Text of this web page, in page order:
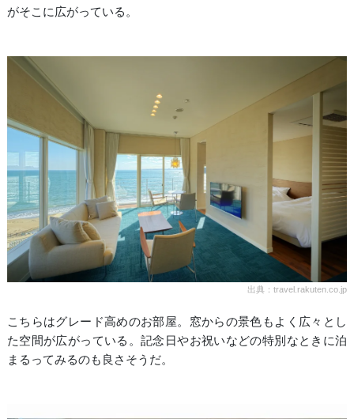
がそこに広がっている。
出典：travel.rakuten.co.jp
こちらはグレード高めのお部屋。窓からの景色もよく広々とし
た空間が広がっている。記念日やお祝いなどの特別なときに泊
まるってみるのも良さそうだ。